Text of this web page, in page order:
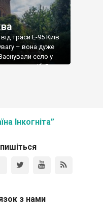
траси Е-95 Київ
– вона дуже
село у
сотень осіб. Як я
Інкогніта”
з нами